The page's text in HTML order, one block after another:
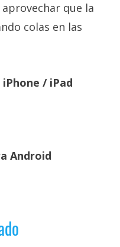
que la
colas en las
/ iPad
Android